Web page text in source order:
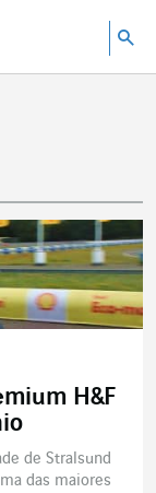
H&F
de Stralsund
das maiores